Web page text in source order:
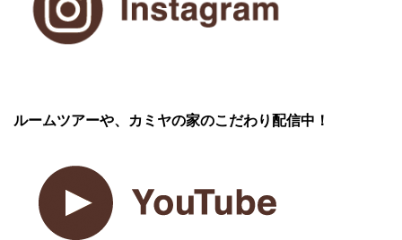
ルームツアーや、カミヤの家のこだわり配信中！